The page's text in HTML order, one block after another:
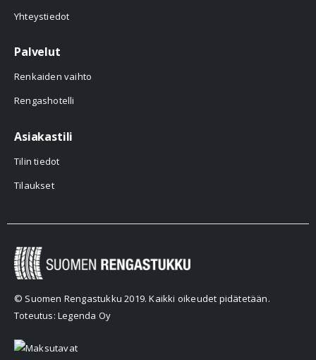
Yhteystiedot
Palvelut
Renkaiden vaihto
Rengashotelli
Asiakastili
Tilin tiedot
Tilaukset
© Suomen Rengastukku 2019. Kaikki oikeudet pidätetään.
Toteutus: Legenda Oy